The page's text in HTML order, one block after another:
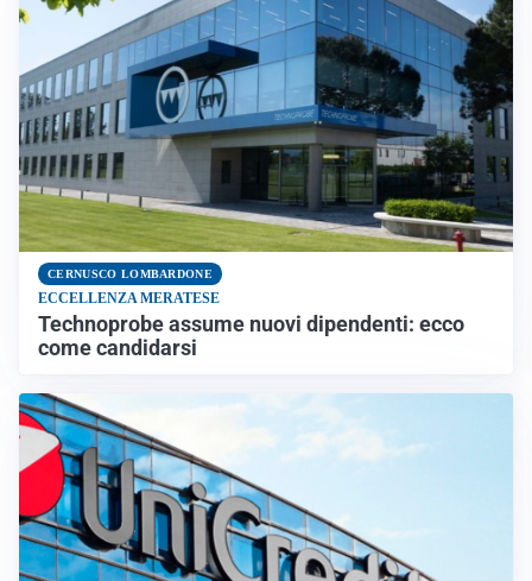
CERNUSCO LOMBARDONE
ECCELLENZA MERATESE
Technoprobe assume nuovi dipendenti: ecco
come candidarsi